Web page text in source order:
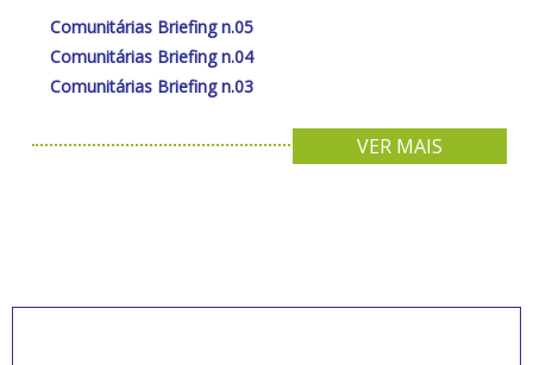
Comunitárias Briefing n.05
Comunitárias Briefing n.04
Comunitárias Briefing n.03
VER MAIS